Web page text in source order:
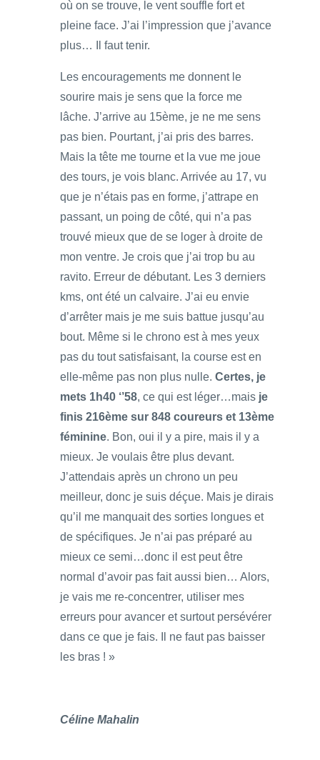
où on se trouve, le vent souffle fort et
pleine face. J’ai l’impression que j’avance
plus… Il faut tenir.
Les encouragements me donnent le
sourire mais je sens que la force me
lâche. J’arrive au 15ème, je ne me sens
pas bien. Pourtant, j’ai pris des barres.
Mais la tête me tourne et la vue me joue
des tours, je vois blanc. Arrivée au 17, vu
que je n’étais pas en forme, j’attrape en
passant, un poing de côté, qui n’a pas
trouvé mieux que de se loger à droite de
mon ventre. Je crois que j’ai trop bu au
ravito. Erreur de débutant. Les 3 derniers
kms, ont été un calvaire. J’ai eu envie
d’arrêter mais je me suis battue jusqu’au
bout. Même si le chrono est à mes yeux
pas du tout satisfaisant, la course est en
elle-même pas non plus nulle. Certes, je
mets 1h40 ‘’58, ce qui est léger…mais je
finis 216ème sur 848 coureurs et 13ème
féminine. Bon, oui il y a pire, mais il y a
mieux. Je voulais être plus devant.
J’attendais après un chrono un peu
meilleur, donc je suis déçue. Mais je dirais
qu’il me manquait des sorties longues et
de spécifiques. Je n’ai pas préparé au
mieux ce semi…donc il est peut être
normal d’avoir pas fait aussi bien… Alors,
je vais me re-concentrer, utiliser mes
erreurs pour avancer et surtout persévérer
dans ce que je fais. Il ne faut pas baisser
les bras ! »
Céline Mahalin